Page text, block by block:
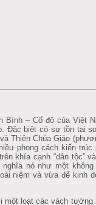
– Cố đô của Việt
Đặc biệt có sự tồn tại
Thiên Chúa Giáo
phong cách kiến trúc
khía cạnh “dân tộc”
nó như một không
niệm và vừa để kinh
một loạt các vách tường